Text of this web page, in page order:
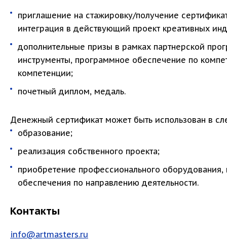
приглашение на стажировку/получение
интеграция в действующий проект креативных
дополнительные призы в рамках партнерской
инструменты, программное обеспечение по
компетенции;
почетный диплом, медаль.
Денежный сертификат может быть использован в
образование;
реализация собственного проекта;
приобретение профессионального
обеспечения по направлению деятельности.
Контакты
info@artmasters.ru